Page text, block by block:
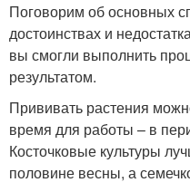
Поговорим об основных
достоинствах и
вы смогли выполнить
результатом.
Прививать растения
время для работы – в
Косточковые культуры
половине весны, а